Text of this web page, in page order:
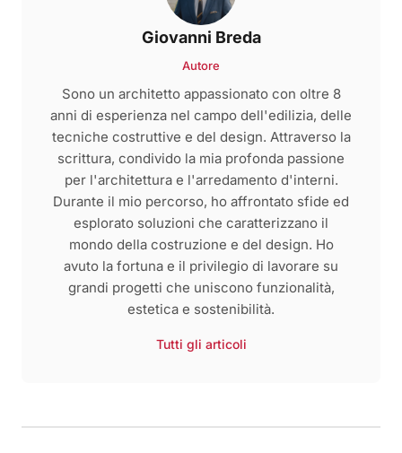
Giovanni Breda
Autore
Sono un architetto appassionato con oltre 8
anni di esperienza nel campo dell'edilizia, delle
tecniche costruttive e del design. Attraverso la
scrittura, condivido la mia profonda passione
per l'architettura e l'arredamento d'interni.
Durante il mio percorso, ho affrontato sfide ed
esplorato soluzioni che caratterizzano il
mondo della costruzione e del design. Ho
avuto la fortuna e il privilegio di lavorare su
grandi progetti che uniscono funzionalità,
estetica e sostenibilità.
Tutti gli articoli